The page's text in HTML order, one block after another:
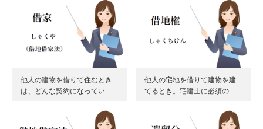
他人の建物を借りて住むとき
は、どんな契約になってい…
他人の宅地を借りて建物を建
てるとき。宅建士に必須の…